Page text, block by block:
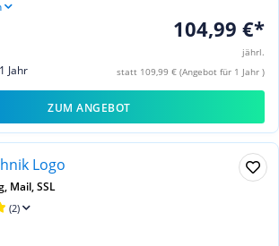
104,99 €*
jährl.
statt 109,99 € (Angebot für 1 Jahr )
Jahr
ZUM ANGEBOT
Mail, SSL
(2)